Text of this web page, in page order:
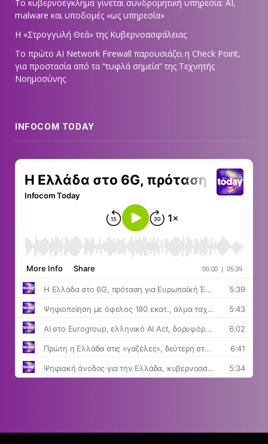
Το κυβερνοέγκλημα γίνεται συνδρομητική υπηρεσία: AI,
malware και υποδομές «ως υπηρεσία»
Η «Στρογγυλή Θεά» της Κυβερνοασφάλειας
Tο πρώτο AI Network Firewall παρουσιάζει η Check Point,
για προστασία από τα “τυφλά σημεία” της Τεχνητής
Νοημοσύνης
INFOCOM TODAY